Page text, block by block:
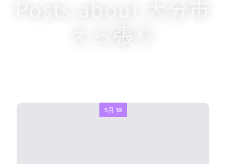
えら張り
5月 18